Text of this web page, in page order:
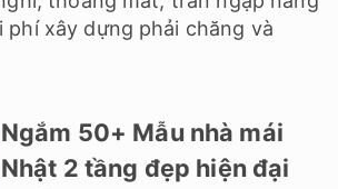
phí xây dựng phải chăng và
Ngắm 50+ Mẫu nhà mái
Nhật 2 tầng đẹp hiện đại